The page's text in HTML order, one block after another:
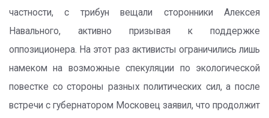
частности, с трибун вещали сторонники Алексея
Навального, активно призывая к поддержке
оппозиционера. На этот раз активисты ограничились лишь
намеком на возможные спекуляции по экологической
повестке со стороны разных политических сил, а после
встречи с губернатором Московец заявил, что продолжит